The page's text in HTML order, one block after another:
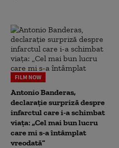
FILM NOW
Antonio Banderas,
declarație surpriză despre
infarctul care i-a schimbat
viața: „Cel mai bun lucru
care mi s-a întâmplat
vreodată”